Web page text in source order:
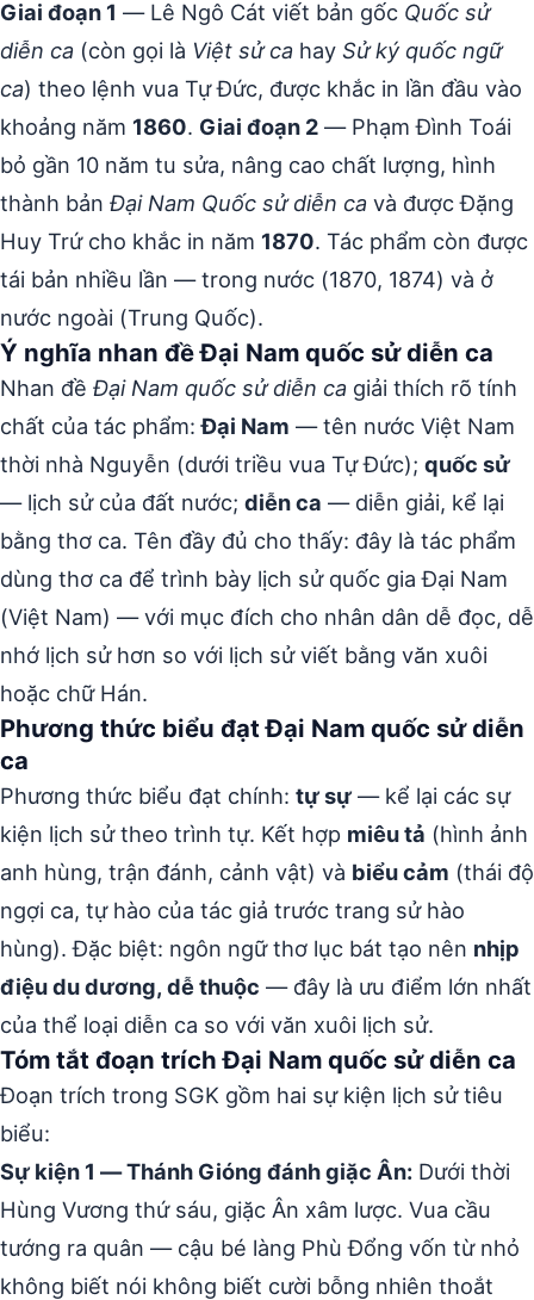
Giai đoạn 1 — Lê Ngô Cát viết bản gốc Quốc sử
diễn ca (còn gọi là Việt sử ca hay Sử ký quốc ngữ
ca) theo lệnh vua Tự Đức, được khắc in lần đầu vào
khoảng năm 1860. Giai đoạn 2 — Phạm Đình Toái
bỏ gần 10 năm tu sửa, nâng cao chất lượng, hình
thành bản Đại Nam Quốc sử diễn ca và được Đặng
Huy Trứ cho khắc in năm 1870. Tác phẩm còn được
tái bản nhiều lần — trong nước (1870, 1874) và ở
nước ngoài (Trung Quốc).
Ý nghĩa nhan đề Đại Nam quốc sử diễn ca
Nhan đề Đại Nam quốc sử diễn ca giải thích rõ tính
chất của tác phẩm:Đại Nam — tên nước Việt Nam
thời nhà Nguyễn (dưới triều vua Tự Đức); quốc sử
— lịch sử của đất nước; diễn ca — diễn giải, kể lại
bằng thơ ca. Tên đầy đủ cho thấy: đây là tác phẩm
dùng thơ ca để trình bày lịch sử quốc gia Đại Nam
(Việt Nam) — với mục đích cho nhân dân dễ đọc, dễ
nhớ lịch sử hơn so với lịch sử viết bằng văn xuôi
hoặc chữ Hán.
Phương thức biểu đạt Đại Nam quốc sử diễn
ca
Phương thức biểu đạt chính: tự sự — kể lại các sự
kiện lịch sử theo trình tự. Kết hợp miêu tả (hình ảnh
anh hùng, trận đánh, cảnh vật) và biểu cảm (thái độ
ngợi ca, tự hào của tác giả trước trang sử hào
hùng). Đặc biệt: ngôn ngữ thơ lục bát tạo nên nhịp
điệu du dương, dễ thuộc — đây là ưu điểm lớn nhất
của thể loại diễn ca so với văn xuôi lịch sử.
Tóm tắt đoạn trích Đại Nam quốc sử diễn ca
Đoạn trích trong SGK gồm hai sự kiện lịch sử tiêu
biểu:
Sự kiện 1 — Thánh Gióng đánh giặc Ân: Dưới thời
Hùng Vương thứ sáu, giặc Ân xâm lược. Vua cầu
tướng ra quân — cậu bé làng Phù Đổng vốn từ nhỏ
không biết nói không biết cười bỗng nhiên thoắt